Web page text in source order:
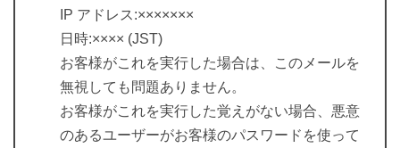
IP アドレス:×××××××
日時:×××× (JST)
お客様がこれを実行した場合は、このメールを
無視しても問題ありません。
お客様がこれを実行した覚えがない場合、悪意
のあるユーザーがお客様のパスワードを使って